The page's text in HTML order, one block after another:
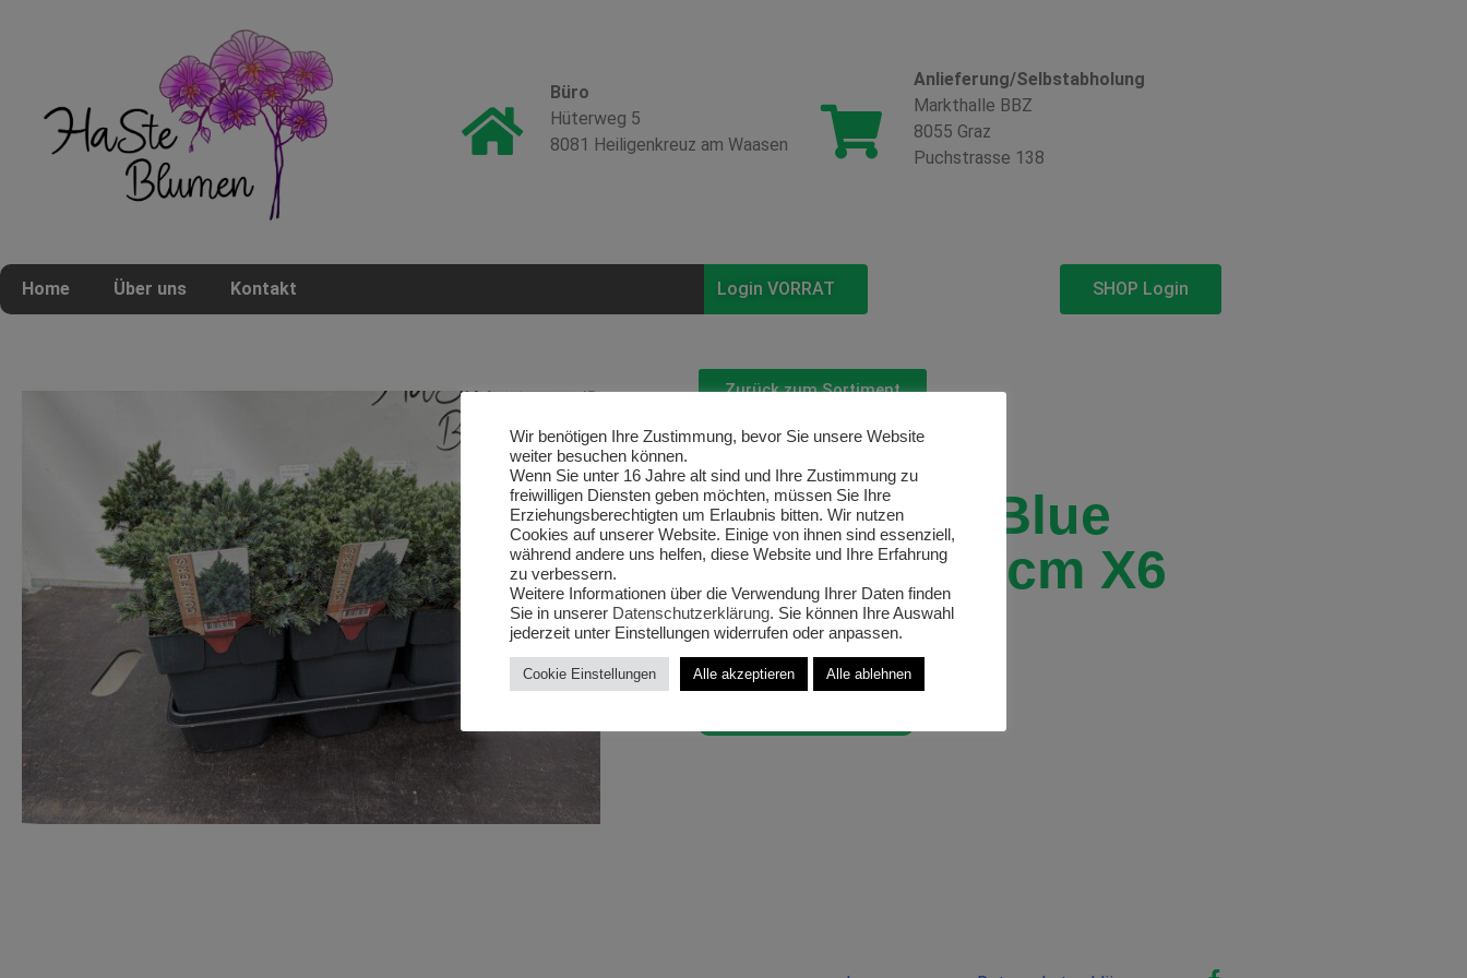
Büro
Hüterweg 5
8081 Heiligenkreuz am Waasen
Anlieferung/Selbstabholung
Markthalle BBZ
8055 Graz
Puchstrasse 138
Home Über uns Kontakt Login VORRAT SHOP Login
Zurück zum Sortiment
Koniferen
‚Juniperus Blue
Star‘ T17/35cm X6
€6,00
Wir benötigen Ihre Zustimmung, bevor Sie unsere Website
weiter besuchen können.
Wenn Sie unter 16 Jahre alt sind und Ihre Zustimmung zu
freiwilligen Diensten geben möchten, müssen Sie Ihre
Erziehungsberechtigten um Erlaubnis bitten. Wir nutzen
Cookies auf unserer Website. Einige von ihnen sind essenziell,
während andere uns helfen, diese Website und Ihre Erfahrung
zu verbessern.
Weitere Informationen über die Verwendung Ihrer Daten finden
Sie in unserer Datenschutzerklärung. Sie können Ihre Auswahl
jederzeit unter Einstellungen widerrufen oder anpassen.
Cookie Einstellungen Alle akzeptieren Alle ablehnen